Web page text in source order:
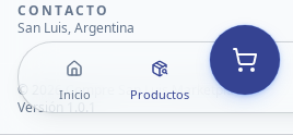
Inicio Productos
CONTACTO
San Luis, Argentina
© 2026Compre San Luis Marketplace
Versión 1.0.1